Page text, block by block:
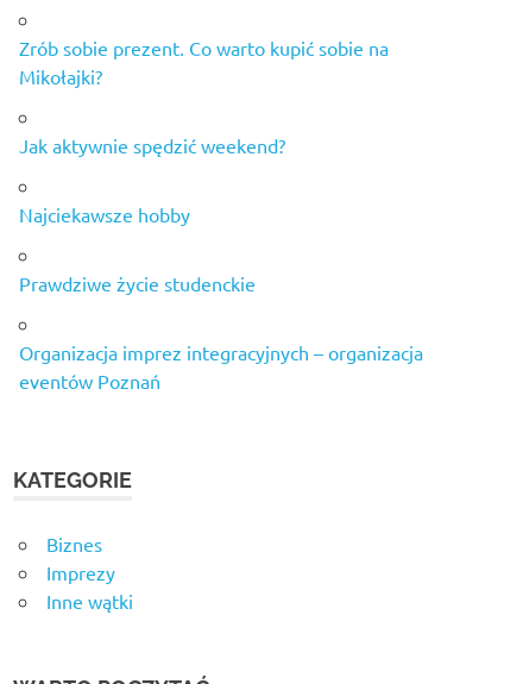
Zrób sobie prezent. Co warto kupić sobie na
Mikołajki?
Jak aktywnie spędzić weekend?
Najciekawsze hobby
Prawdziwe życie studenckie
Organizacja imprez integracyjnych – organizacja
eventów Poznań
KATEGORIE
Biznes
Imprezy
Inne wątki